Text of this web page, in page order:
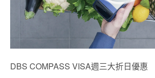
DBS COMPASS VISA週三大折日優惠